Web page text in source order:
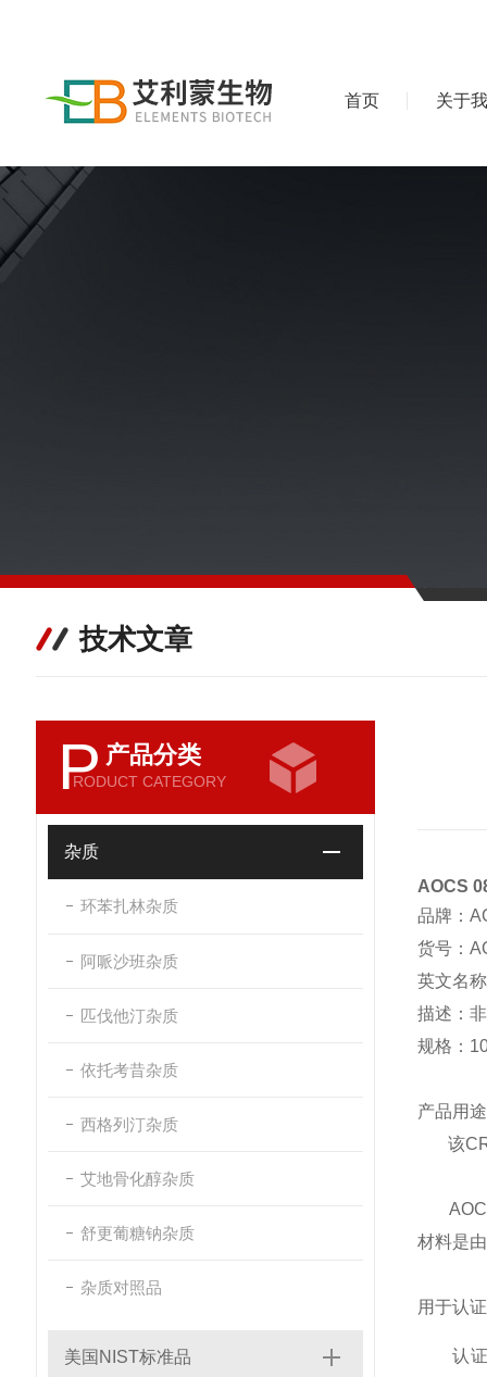
首页 关于
技术文章
P 产品分类
RODUCT CATEGORY
杂质
环苯扎林杂质
阿哌沙班杂质
匹伐他汀杂质
依托考昔杂质
西格列汀杂质
艾地骨化醇杂质
舒更葡糖钠杂质
杂质对照品
美国NIST标准品
AOCS
品牌：
货号：
英文名
描述：
规格：
产品用途
该
材料是
用于认
认